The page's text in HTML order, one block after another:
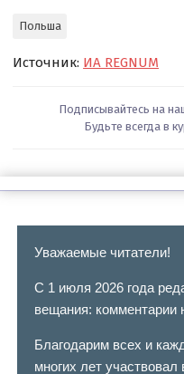
Польша
Источник: ИА REGNUM
Подписывайтесь на
Будьте всегда в
Уважаемые читатели!
С 1 июля 2026 года
вещания: комментарии
Благодарим всех и
многих лет